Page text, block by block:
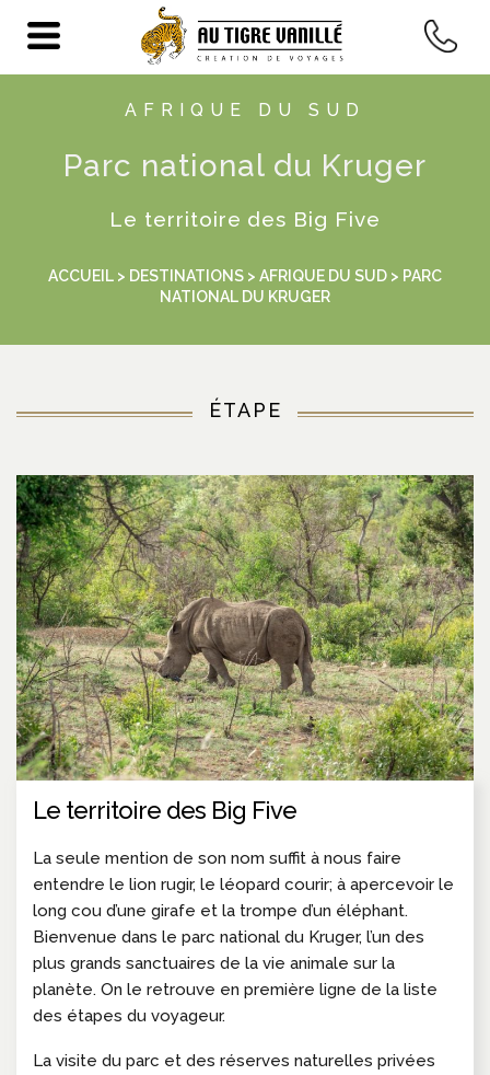
AFRIQUE DU SUD
Parc national du Kruger
Le territoire des Big Five
ACCUEIL > DESTINATIONS > AFRIQUE DU SUD > PARC
NATIONAL DU KRUGER
ÉTAPE
Le territoire des Big Five
La seule mention de son nom suffit à nous faire
entendre le lion rugir, le léopard courir; à apercevoir le
long cou d’une girafe et la trompe d’un éléphant.
Bienvenue dans le parc national du Kruger, l’un des
plus grands sanctuaires de la vie animale sur la
planète. On le retrouve en première ligne de la liste
des étapes du voyageur.
La visite du parc et des réserves naturelles privées